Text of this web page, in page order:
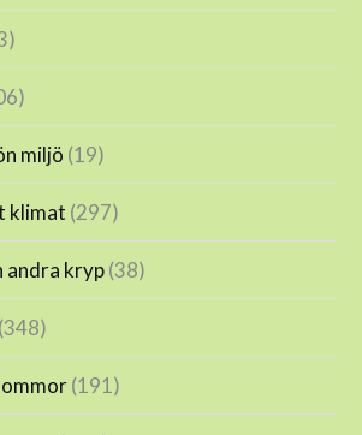
miljö (19)
klimat (297)
andra kryp(38)
(191)